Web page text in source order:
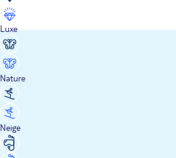
Luxe
Nature
Neige